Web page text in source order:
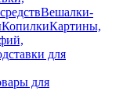
Вешалки-
КопилкиКартины,
для
для